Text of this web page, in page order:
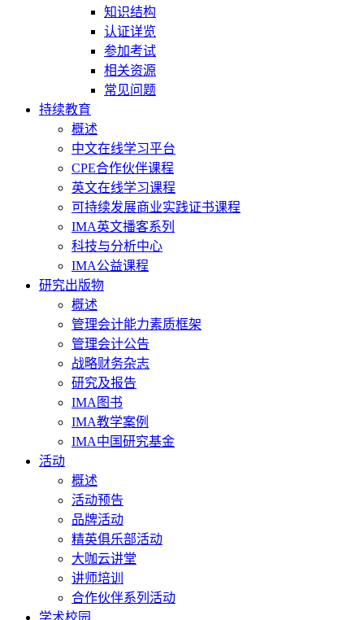
知识结构
认证详览
参加考试
相关资源
常见问题
持续教育
概述
中文在线学习平台
CPE合作伙伴课程
英文在线学习课程
可持续发展商业实践证书课程
IMA英文播客系列
科技与分析中心
IMA公益课程
研究出版物
概述
管理会计能力素质框架
管理会计公告
战略财务杂志
研究及报告
IMA图书
IMA教学案例
IMA中国研究基金
活动
概述
活动预告
品牌活动
精英俱乐部活动
大咖云讲堂
讲师培训
合作伙伴系列活动
学术校园